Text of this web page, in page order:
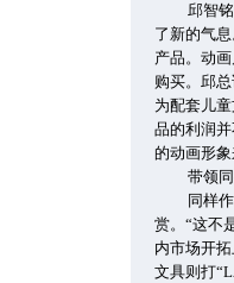
邱智
了新的气
产品。动
购买。邱
为配套儿
品的利润
的动画形
带领
同样
赏。“这不
内市场开
文具则打